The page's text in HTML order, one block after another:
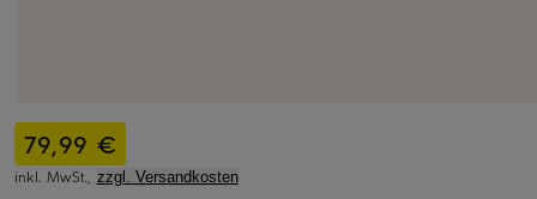
79,99 €
inkl. MwSt., zzgl. Versandkosten